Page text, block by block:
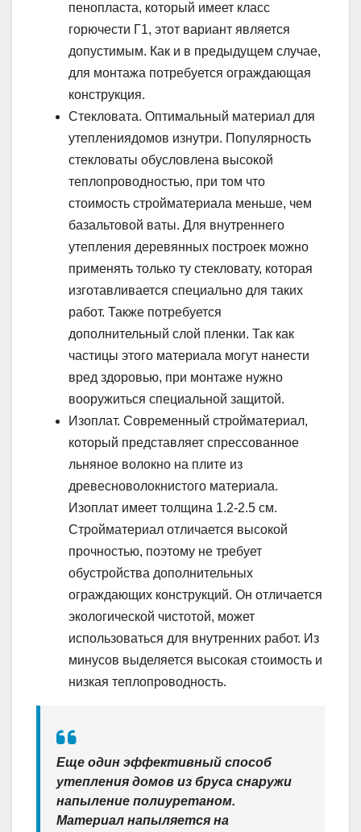
пенопласта, который имеет класс
горючести Г1, этот вариант является
допустимым. Как и в предыдущем случае,
для монтажа потребуется ограждающая
конструкция.
Стекловата. Оптимальный материал для
утеплениядомов изнутри. Популярность
стекловаты обусловлена высокой
теплопроводностью, при том что
стоимость стройматериала меньше, чем
базальтовой ваты. Для внутреннего
утепления деревянных построек можно
применять только ту стекловату, которая
изготавливается специально для таких
работ. Также потребуется
дополнительный слой пленки. Так как
частицы этого материала могут нанести
вред здоровью, при монтаже нужно
вооружиться специальной защитой.
Изоплат. Современный стройматериал,
который представляет спрессованное
льняное волокно на плите из
древесноволокнистого материала.
Изоплат имеет толщина 1.2-2.5 см.
Стройматериал отличается высокой
прочностью, поэтому не требует
обустройства дополнительных
ограждающих конструкций. Он отличается
экологической чистотой, может
использоваться для внутренних работ. Из
минусов выделяется высокая стоимость и
низкая теплопроводность.
Еще один эффективный способ
утепления домов из бруса снаружи
напыление полиуретаном.
Материал напыляется на